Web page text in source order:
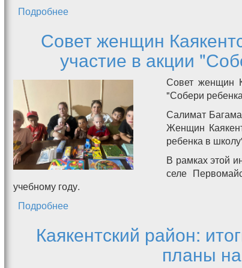
Подробнее
Совет женщин
участие в акции
Совет женщин
"Собери
Салимат
Женщин
ребенка в
В рамках этой
селе
учебному году.
Подробнее
Каякентский район:
планы